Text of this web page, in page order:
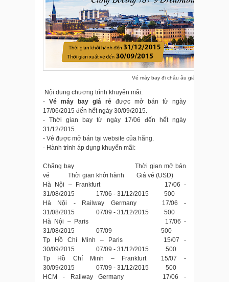
Vé máy bay đi châu âu giá rẻ của
Nội dung chương trình khuyến mãi:
- Vé máy bay giá rẻ được mở bán từ ngày
17/06/2015 đến hết ngày 30/09/2015.
- Thời gian bay từ ngày 17/06 đến hết ngày
31/12/2015.
- Vé được mở bán tại website của hãng.
- Hành trình áp dụng khuyến mãi:
Chặng bay Thời gian mở bán
vé Thời gian khởi hành Giá vé (USD)
Hà Nội – Frankfurt 17/06 -
31/08/2015 17/06 - 31/12/2015 500
Hà Nội - Railway Germany 17/06 -
31/08/2015 07/09 - 31/12/2015 500
Hà Nội – Paris 17/06 -
31/08/2015 07/09 500
Tp Hồ Chí Minh – Paris 15/07 -
30/09/2015 07/09 - 31/12/2015 500
Tp Hồ Chí Minh – Frankfurt 15/07 -
30/09/2015 07/09 - 31/12/2015 500
HCM - Railway Germany 17/06 -